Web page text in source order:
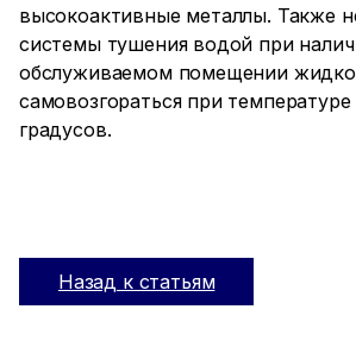
высокоактивные металлы. Также
системы тушения водой при
обслуживаемом помещении
самовозгораться при
градусов.
Назад к статьям